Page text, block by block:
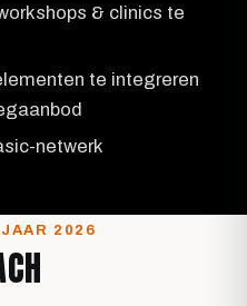
& clinics te
te integreren
netwerk
2026